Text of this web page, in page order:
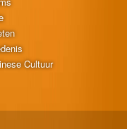
Cultuur